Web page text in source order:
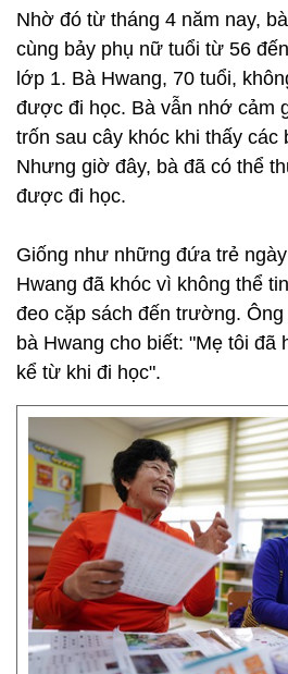
Nhờ đó từ tháng 4 năm nay,
cùng bảy phụ nữ tuổi từ 56
lớp 1. Bà Hwang, 70 tuổi,
được đi học. Bà vẫn nhớ cảm
trốn sau cây khóc khi thấy các
Nhưng giờ đây, bà đã có thể
được đi học.
Giống như những đứa trẻ
Hwang đã khóc vì không thể
đeo cặp sách đến trường.
bà Hwang cho biết: "Mẹ tôi đã
kể từ khi đi học".